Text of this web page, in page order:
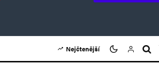
Nejčtenější